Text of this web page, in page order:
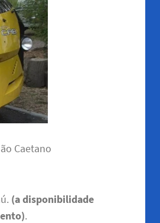
Caetano
(a disponibilidade
.